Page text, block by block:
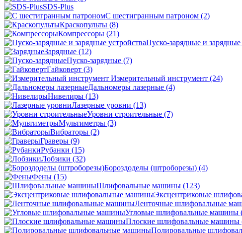
SDS-Plus
C шестигранным патроном (2)
Краскопульты (8)
Компрессоры (21)
Пуско-зарядные и зарядные
Зарядные (12)
Пуско-зарядные (7)
Гайковерт (3)
Измерительный инструмент (24)
Дальномеры лазерные (4)
Нивелиры (13)
Лазерные уровни (13)
Уровни строительные (7)
Мультиметры (3)
Вибраторы (2)
Граверы (9)
Рубанки (15)
Лобзики (32)
Бороздоделы (штроборезы) (4)
Фены (15)
Шлифовальные машины (123)
Эксцентриковые
Ленточные шлифовальные
Угловые шлифовальные машины
Плоские шлифовальные машины
Полировальные